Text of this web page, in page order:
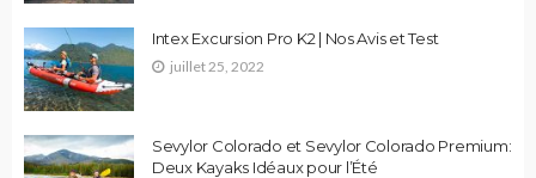
Intex Excursion Pro K2 | Nos Avis et Test
juillet 25, 2022
Sevylor Colorado et Sevylor Colorado Premium:
Deux Kayaks Idéaux pour l’Été